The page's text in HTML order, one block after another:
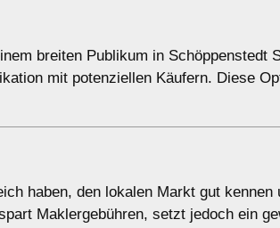
breiten Publikum in Schöppenstedt
mit potenziellen Käufern. Diese
haben, den lokalen Markt gut kennen
Maklergebühren, setzt jedoch ein